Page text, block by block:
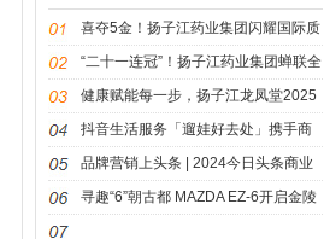
喜夺5金！扬子江药业集团闪耀国际质
量舞台
“二十一连冠”！扬子江药业集团蝉联全
国医药行业 QC小组成果发表一等奖总
数冠军
健康赋能每一步，扬子江龙凤堂2025
泰州马拉松赛鸣枪开跑
抖音生活服务「遛娃好去处」携手商
家构建亲子消费长效增长引擎
品牌营销上头条 | 2024今日头条商业
大会
寻趣“6”朝古都 MAZDA EZ-6开启金陵